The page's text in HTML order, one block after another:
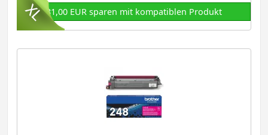
81,00 EUR sparen mit kompatiblen Produkt